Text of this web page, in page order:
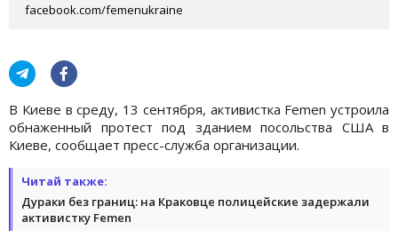
facebook.com/femenukraine
В Киеве в среду, 13 сентября, активистка Femen устроила
обнаженный протест под зданием посольства США в
Киеве, сообщает пресс-служба организации.
Читай также:
Дураки без границ: на Краковце полицейские задержали
активистку Femen